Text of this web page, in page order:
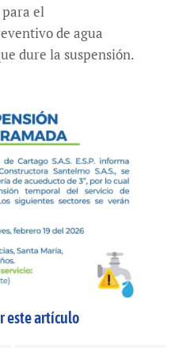
para el
de agua
dure la suspensión.
este artículo